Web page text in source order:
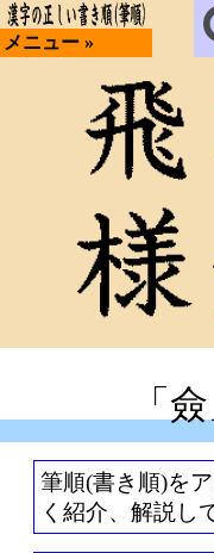
メニュー »
「
筆順(書き順)を
く紹介、解説し